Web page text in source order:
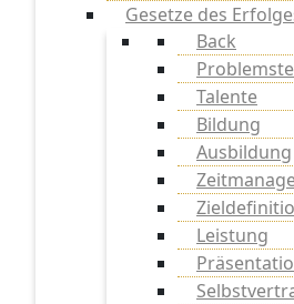
Gesetze des
Back
Talente
Bildung
Ausbildung
Leistung